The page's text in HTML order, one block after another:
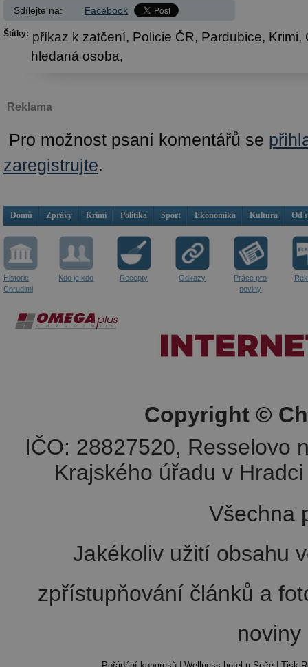
Sdílejte na: Facebook
Štítky: příkaz k zatčení, Policie ČR, Pardubice, Krimi,
hledaná osoba,
Reklama
Pro možnost psaní komentářů se
zaregistrujte.
Domů Zprávy Krimi Politika Sport Ekonomika Kultura Od
Historie
Chrudimi
Kdo je kdo Recepty Odkazy
Práce pro
noviny
Copyright ©
IČO: 28827520, Resselovo
Krajského úřadu v
Všechna
Jakékoliv užití obsahu
zpřístupňování článků a